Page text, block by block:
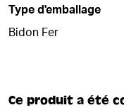
Type d'emballage
Bidon Fer
Ce produit a été